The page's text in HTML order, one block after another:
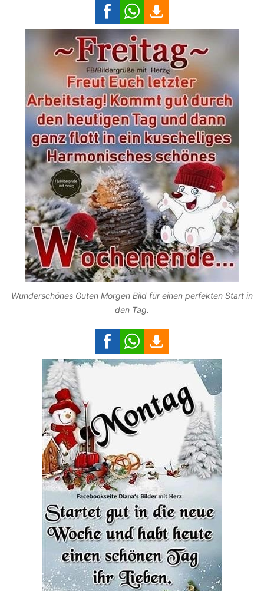
Wunderschönes Guten Morgen Bild für einen perfekten Start in
den Tag.